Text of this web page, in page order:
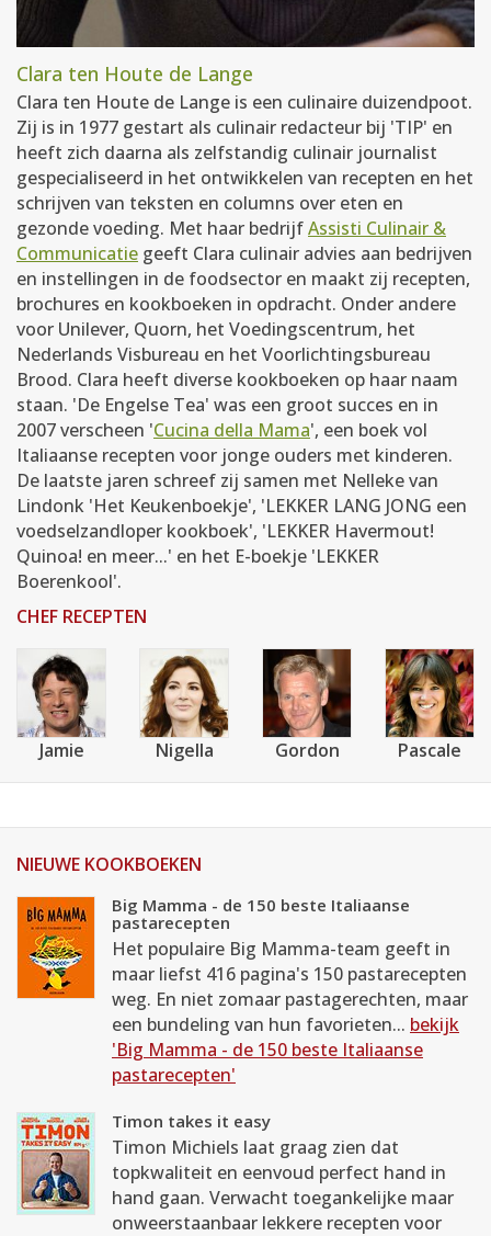
Clara ten Houte de Lange
Clara ten Houte de Lange is een culinaire duizendpoot.
Zij is in 1977 gestart als culinair redacteur bij 'TIP' en
heeft zich daarna als zelfstandig culinair journalist
gespecialiseerd in het ontwikkelen van recepten en het
schrijven van teksten en columns over eten en
gezonde voeding. Met haar bedrijfAssisti Culinair &
Communicatie geeft Clara culinair advies aan bedrijven
en instellingen in de foodsector en maakt zij recepten,
brochures en kookboeken in opdracht. Onder andere
voor Unilever, Quorn, het Voedingscentrum, het
Nederlands Visbureau en het Voorlichtingsbureau
Brood. Clara heeft diverse kookboeken op haar naam
staan. 'De Engelse Tea' was een groot succes en in
2007 verscheen 'Cucina della Mama', een boek vol
Italiaanse recepten voor jonge ouders met kinderen.
De laatste jaren schreef zij samen met Nelleke van
Lindonk 'Het Keukenboekje', 'LEKKER LANG JONG een
voedselzandloper kookboek', 'LEKKER Havermout!
Quinoa! en meer...' en het E-boekje 'LEKKER
Boerenkool'.
CHEF RECEPTEN
Jamie Nigella Gordon Pascale
NIEUWE KOOKBOEKEN
Big Mamma - de 150 beste Italiaanse
pastarecepten
Het populaire Big Mamma-team geeft in
maar liefst 416 pagina's 150 pastarecepten
weg. En niet zomaar pastagerechten, maar
een bundeling van hun favorieten... bekijk
'Big Mamma - de 150 beste Italiaanse
pastarecepten'
Timon takes it easy
Timon Michiels laat graag zien dat
topkwaliteit en eenvoud perfect hand in
hand gaan. Verwacht toegankelijke maar
onweerstaanbaar lekkere recepten voor